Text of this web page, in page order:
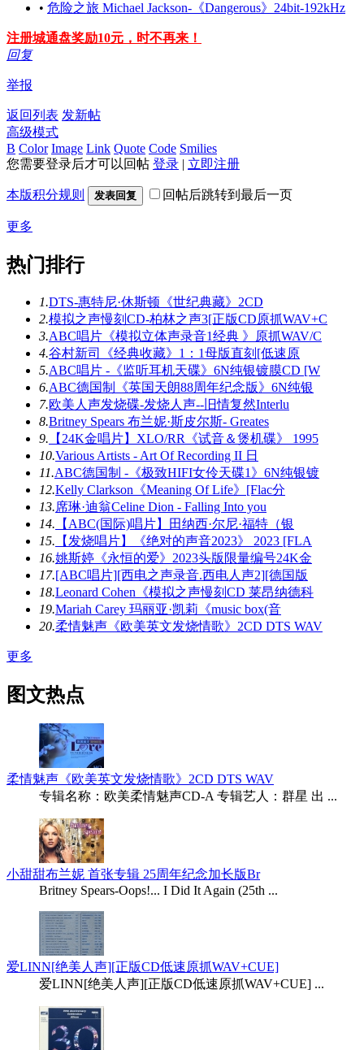
• 危险之旅 Michael Jackson-《Dangerous》24bit-192kHz
注册城通盘奖励10元，时不再来！
回复
举报
返回列表 发新帖
高级模式
B Color Image Link Quote Code Smilies
您需要登录后才可以回帖 登录 | 立即注册
本版积分规则 发表回复 回帖后跳转到最后一页
更多
热门排行
1.DTS-惠特尼·休斯顿《世纪典藏》2CD
2.模拟之声慢刻CD-柏林之声3[正版CD原抓WAV+C
3.ABC唱片《模拟立体声录音1经典 》原抓WAV/C
4.谷村新司《经典收藏》1：1母版直刻[低速原
5.ABC唱片 -《监听耳机天碟》6N纯银镀膜CD [W
6.ABC德国制《英国天朗88周年纪念版》6N纯银
7.欧美人声发烧碟-发烧人声--旧情复然Interlu
8.Britney Spears 布兰妮·斯皮尔斯- Greates
9. 【24K金唱片】XLO/RR《试音＆煲机碟》 1995
10.Various Artists - Art Of Recording II 日
11.ABC德国制 -《极致HIFI女伶天碟1》6N纯银镀
12.Kelly Clarkson《Meaning Of Life》[Flac分
13.席琳·迪翁Celine Dion - Falling Into you
14. 【ABC(国际)唱片】田纳西·尔尼·福特（银
15. 【发烧唱片】《绝对的声音2023》 2023 [FLA
16.姚斯婷《永恒的爱》2023头版限量编号24K金
17.[ABC唱片][西电之声录音.西电人声2][德国版
18.Leonard Cohen《模拟之声慢刻CD 莱昂纳德科
19.Mariah Carey 玛丽亚·凯莉《music box(音
20.柔情魅声《欧美英文发烧情歌》2CD DTS WAV
更多
图文热点
柔情魅声《欧美英文发烧情歌》2CD DTS WAV
专辑名称：欧美柔情魅声CD-A 专辑艺人：群星 出 ...
小甜甜布兰妮 首张专辑 25周年纪念加长版Br
Britney Spears-Oops!... I Did It Again (25th ...
爱LINN[绝美人声][正版CD低速原抓WAV+CUE]
爱LINN[绝美人声][正版CD低速原抓WAV+CUE] ...